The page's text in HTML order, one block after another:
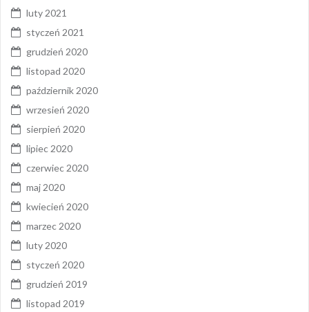
luty 2021
styczeń 2021
grudzień 2020
listopad 2020
październik 2020
wrzesień 2020
sierpień 2020
lipiec 2020
czerwiec 2020
maj 2020
kwiecień 2020
marzec 2020
luty 2020
styczeń 2020
grudzień 2019
listopad 2019